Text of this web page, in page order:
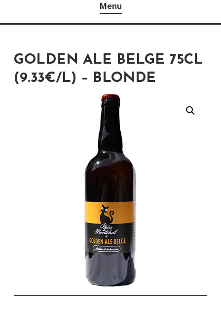
Menu
GOLDEN ALE BELGE 75CL
(9.33€/L) – BLONDE